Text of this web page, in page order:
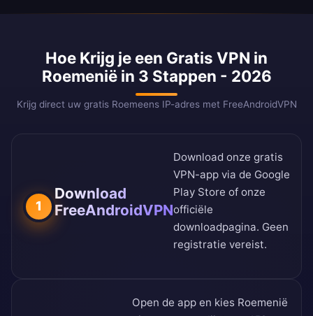
Hoe Krijg je een Gratis VPN in
Roemenië in 3 Stappen - 2026
Krijg direct uw gratis Roemeens IP-adres met FreeAndroidVPN
1
Download
FreeAndroidVPN
Download onze gratis
VPN-app via de Google
Play Store of onze
officiële
downloadpagina. Geen
registratie vereist.
Open de app en kies Roemenië